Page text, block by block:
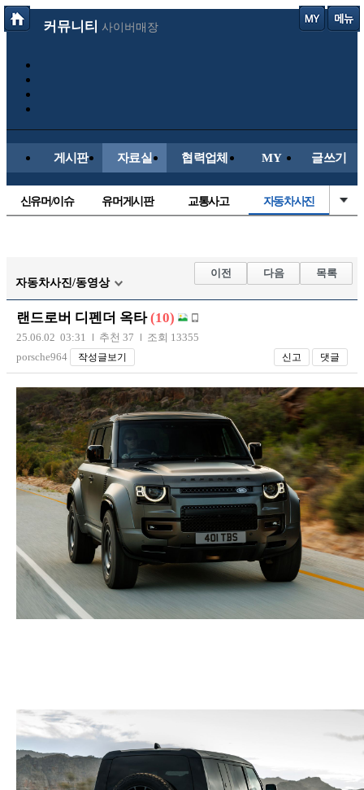
커뮤니티 사이버매장
게시판 자료실 협력업체 MY 글쓰기
신유머/이슈 유머게시판 교통사고 자동차사진
자유사진 군사/무기
트럭/버스 항공/해운/철도
장착시공사진
자동차사진/동영상
이전 다음 목록
랜드로버 디펜더 옥타 (10)
25.06.02 03:31 추천 37
조회 13355
porsche964
작성글보기 신고 댓글